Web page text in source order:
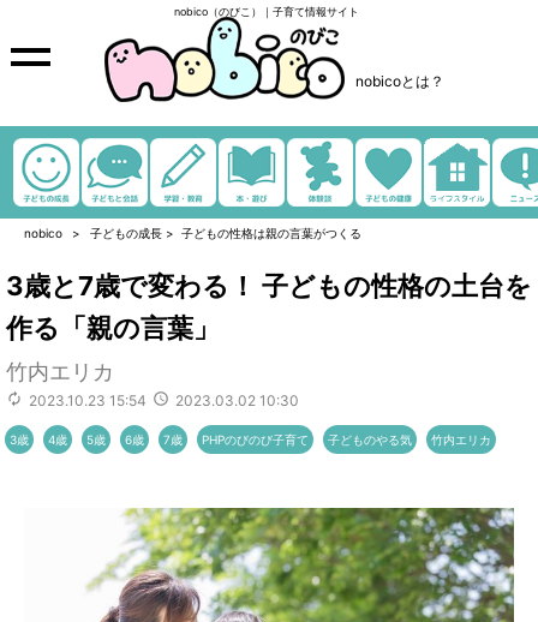
nobico（のびこ）｜子育て情報サイト
nobicoとは？
nobico 子どもの成長 > 子どもの性格は親の言葉がつくる
3歳と7歳で変わる！ 子どもの性格の土台を
作る「親の言葉」
竹内エリカ
2023.10.23 15:54 2023.03.02 10:30
3歳 4歳 5歳 6歳 7歳 PHPのびのび子育て 子どものやる気 竹内エリカ